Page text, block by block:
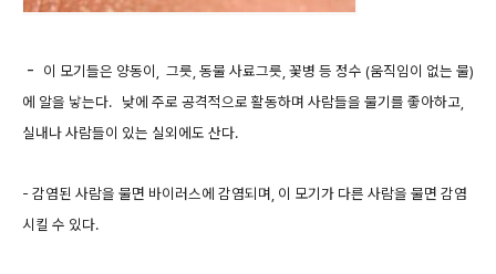
-
이 모기들은 양동이, 그릇, 동물 사료그릇, 꽃병 등 정수 (움직임이 없는 물)
에 알을 낳는다. 낮에 주로 공격적으로 활동하며 사람들을 물기를 좋아하고,
실내나 사람들이 있는 실외에도 산다.
- 감염된 사람을 물면 바이러스에 감염되며, 이 모기가 다른 사람을 물면 감염
시킬 수 있다.